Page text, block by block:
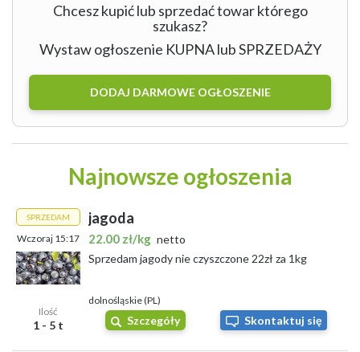
Chcesz kupić lub sprzedać towar którego
szukasz?
Wystaw ogłoszenie KUPNA lub SPRZEDAŻY
DODAJ DARMOWE OGŁOSZENIE
Najnowsze ogłoszenia
SPRZEDAM
Wczoraj 15:17
Ilość
1 - 5 t
jagoda
22.00 zł/kg netto
Sprzedam jagody nie czyszczone 22zł za 1kg
dolnośląskie (PL)
Szczegóły Skontaktuj się